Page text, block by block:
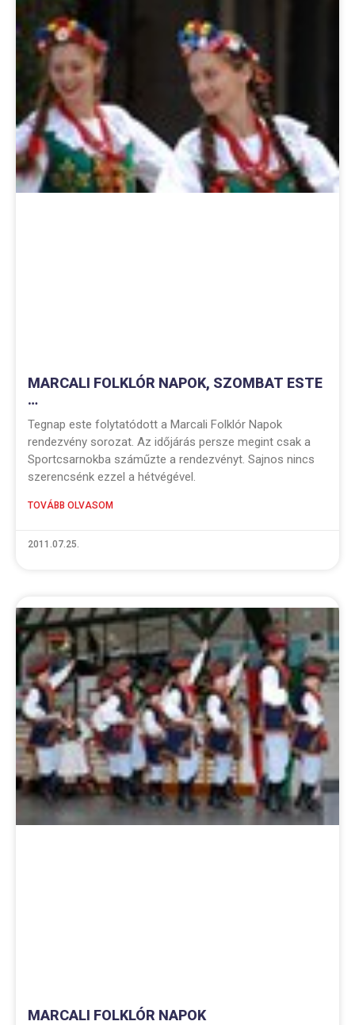
MARCALI FOLKLÓR NAPOK, SZOMBAT ESTE
…
Tegnap este folytatódott a Marcali Folklór Napok
rendezvény sorozat. Az időjárás persze megint csak a
Sportcsarnokba száműzte a rendezvényt. Sajnos nincs
szerencsénk ezzel a hétvégével.
TOVÁBB OLVASOM
2011.07.25.
MARCALI FOLKLÓR NAPOK